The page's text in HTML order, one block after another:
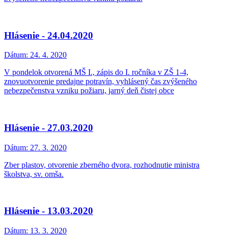
Hlásenie - 24.04.2020
Dátum: 24. 4. 2020
V pondelok otvorená MŠ I., zápis do I. ročníka v ZŠ 1-4,
znovuotvorenie predajne potravín, vyhlásený čas zvýšeného
nebezpečenstva vzniku požiaru, jarný deň čistej obce
Hlásenie - 27.03.2020
Dátum: 27. 3. 2020
Zber plastov, otvorenie zberného dvora, rozhodnutie ministra
školstva, sv. omša.
Hlásenie - 13.03.2020
Dátum: 13. 3. 2020